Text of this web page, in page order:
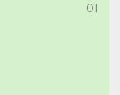
01